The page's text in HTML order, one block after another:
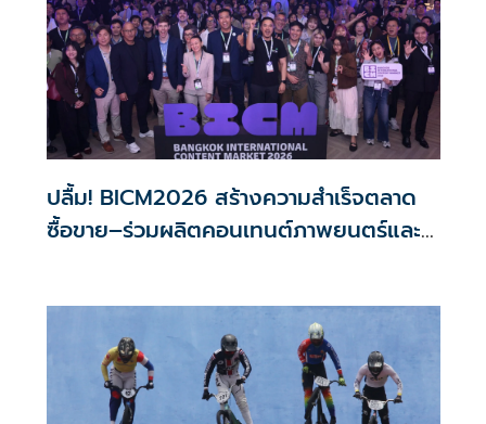
ปลื้ม! BICM2026 สร้างความสำเร็จตลาด
ซื้อขาย–ร่วมผลิตคอนเทนต์ภาพยนตร์และซี